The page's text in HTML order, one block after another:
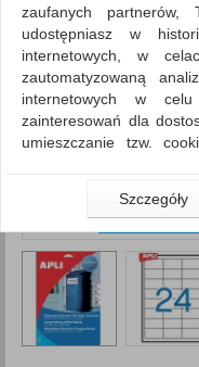
zaufanych partnerów,
udostępniasz w
internetowych, w
zautomatyzowaną
internetowych w
zainteresowań dla
umieszczanie tzw.
Jeśli nie chcesz wyrazić
„Szczegóły”, gdzie
zrobić . Te same
naszą polityką
W przypadku
prawidłową realizację
prawidłowe działanie
Szczegóły